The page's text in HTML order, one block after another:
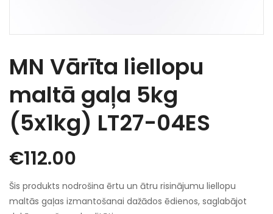
MN Vārīta liellopu
maltā gaļa 5kg
(5x1kg) LT27-04ES
€112.00
Šis produkts nodrošina ērtu un ātru risinājumu liellopu
maltās gaļas izmantošanai dažādos ēdienos, saglabājot